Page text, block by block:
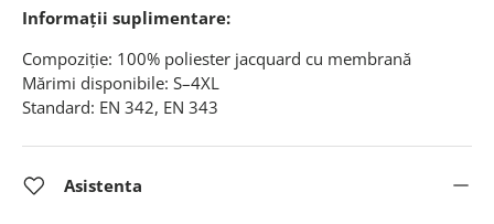
Informații suplimentare:
Compoziție: 100% poliester jacquard cu membrană
Mărimi disponibile: S–4XL
Standard: EN 342, EN 343
Asistenta